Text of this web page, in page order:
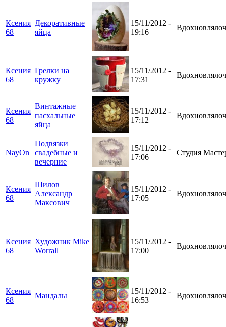
Ксения
68
Декоративные
яйца
15/11/2012 -
19:16
Ксения
68
Грелки на
кружку
15/11/2012 -
17:31
Ксения
68
Винтажные
пасхальные
яйца
15/11/2012 -
17:12
NayOn
Подвязки
свадебные и
вечерние
15/11/2012 -
17:06
Студия
Ксения
68
Шилов
Александр
Максович
15/11/2012 -
17:05
Ксения
68
Художник Mike
Worrall
15/11/2012 -
17:00
Ксения
68
Мандалы
15/11/2012 -
16:53